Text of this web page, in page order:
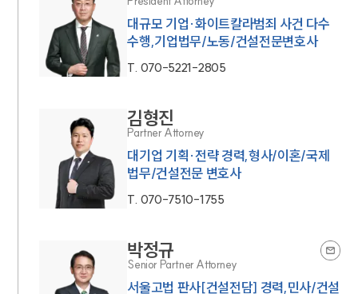
대규모 기업·화이트칼라범죄 사건 다수
수행,기업법무/노동/건설전문변호사
T. 070-5221-2805
김형진
Partner Attorney
대기업 기획·전략 경력,형사/이혼/국제
법무/건설전문 변호사
T. 070-7510-1755
박정규
Senior Partner Attorney
서울고법 판사[건설전담] 경력,민사/건설